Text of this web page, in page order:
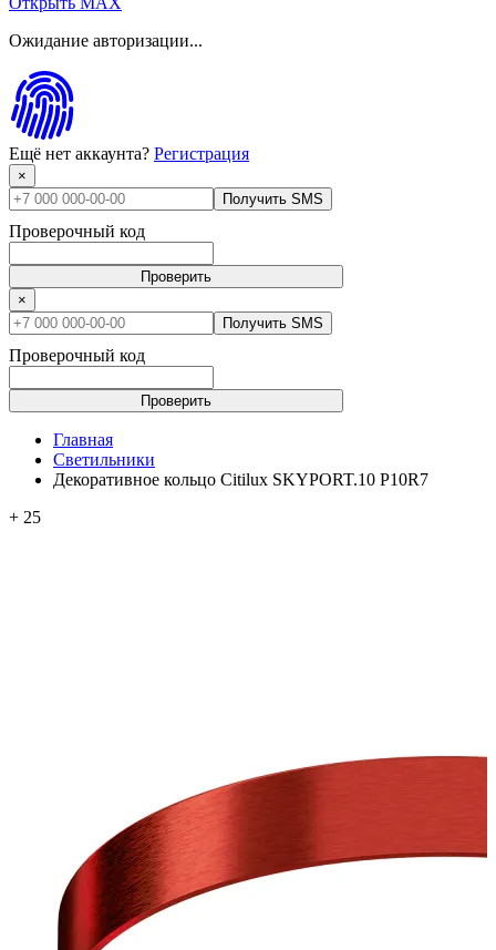
Ожидание авторизации...
Ещё нет аккаунта? Регистрация
×
Получить SMS
Проверочный код
Проверить
×
Получить SMS
Проверочный код
Проверить
Главная
Светильники
Декоративное кольцо Citilux SKYPORT.10 P10R7
+ 25